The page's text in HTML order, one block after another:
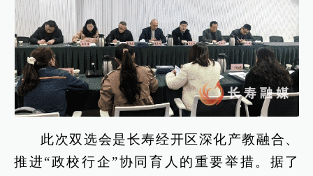
此次双选会是长寿经开区深化产教融合、
推进“政校行企”协同育人的重要举措。据了